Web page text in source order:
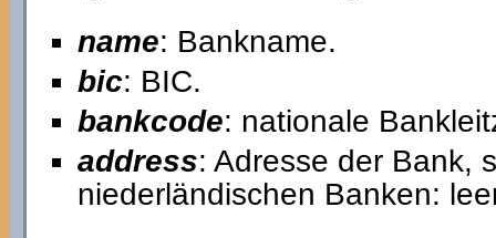
name: Bankname.
bic: BIC.
bankcode: nationale
address: Adresse der Bank,
niederländischen Banken: